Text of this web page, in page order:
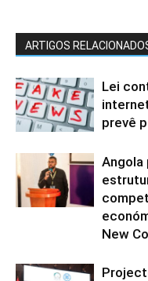
ARTIGOS
Lei
prevê
Angola
New